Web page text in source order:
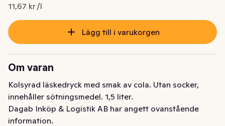
11,67 kr /l
Lägg till i varukorgen
Om varan
Kolsyrad läskedryck med smak av cola. Utan socker,
innehåller sötningsmedel. 1,5 liter.
Dagab Inköp & Logistik AB har angett ovanstående
information.